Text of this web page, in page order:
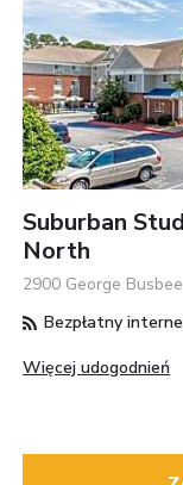
Suburban
North
2900 George
Bezpłatny
Więcej udogodnień